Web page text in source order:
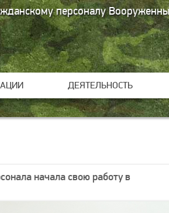
персоналу
ДЕЯТЕЛЬНОСТЬ
начала свою работу в